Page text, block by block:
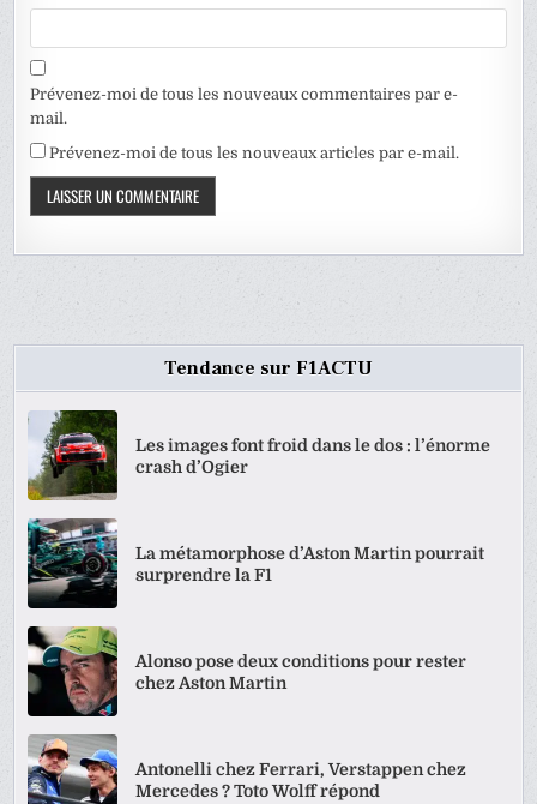
Prévenez-moi de tous les nouveaux commentaires par e-
mail.
Prévenez-moi de tous les nouveaux articles par e-mail.
Tendance sur F1ACTU
Les images font froid dans le dos : l’énorme
crash d’Ogier
La métamorphose d’Aston Martin pourrait
surprendre la F1
Alonso pose deux conditions pour rester
chez Aston Martin
Antonelli chez Ferrari, Verstappen chez
Mercedes ? Toto Wolff répond